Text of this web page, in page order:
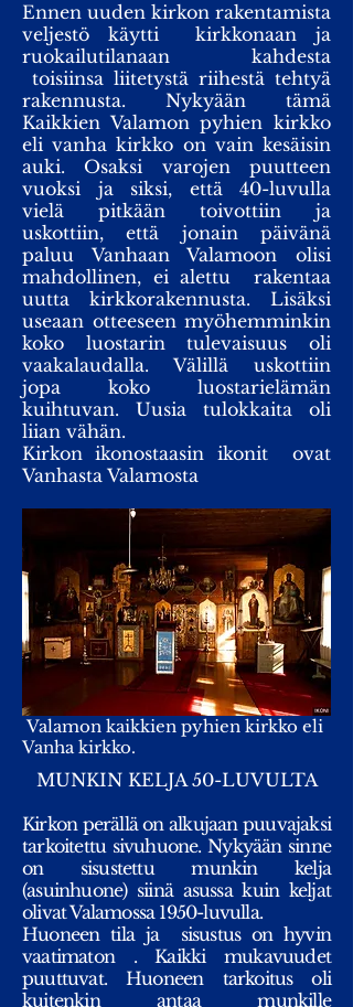
Ennen uuden kirkon rakentamista
veljestö käytti kirkkonaan ja
ruokailutilanaan kahdesta
toisiinsa liitetystä riihestä tehtyä
rakennusta. Nykyään tämä
Kaikkien Valamon pyhien kirkko
eli vanha kirkko on vain kesäisin
auki. Osaksi varojen puutteen
vuoksi ja siksi, että 40-luvulla
vielä pitkään toivottiin ja
uskottiin, että jonain päivänä
paluu Vanhaan Valamoon olisi
mahdollinen, ei alettu rakentaa
uutta kirkkorakennusta. Lisäksi
useaan otteeseen myöhemminkin
koko luostarin tulevaisuus oli
vaakalaudalla. Välillä uskottiin
jopa koko luostarielämän
kuihtuvan. Uusia tulokkaita oli
liian vähän.
Kirkon ikonostaasin ikonit ovat
Vanhasta Valamosta
Valamon kaikkien pyhien kirkko eli
Vanha kirkko.
MUNKIN KELJA 50-LUVULTA
Kirkon perällä on alkujaan puuvajaksi
tarkoitettu sivuhuone. Nykyään sinne
on sisustettu munkin kelja
(asuinhuone) siinä asussa kuin keljat
olivat Valamossa 1950-luvulla.
Huoneen tila ja sisustus on hyvin
vaatimaton . Kaikki mukavuudet
puuttuvat. Huoneen tarkoitus oli
kuitenkin antaa munkille